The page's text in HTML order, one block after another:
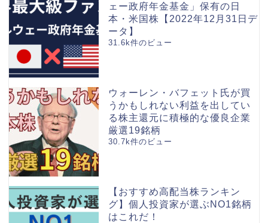
ェー政府年金基金」保有の日
本・米国株【2022年12月31日デ
ータ】
31.6k件のビュー
ウォーレン・バフェット氏が買
うかもしれない利益を出してい
る株主還元に積極的な優良企業
厳選19銘柄
30.7k件のビュー
【おすすめ高配当株ランキン
グ】個人投資家が選ぶNO1銘柄
はこれだ！